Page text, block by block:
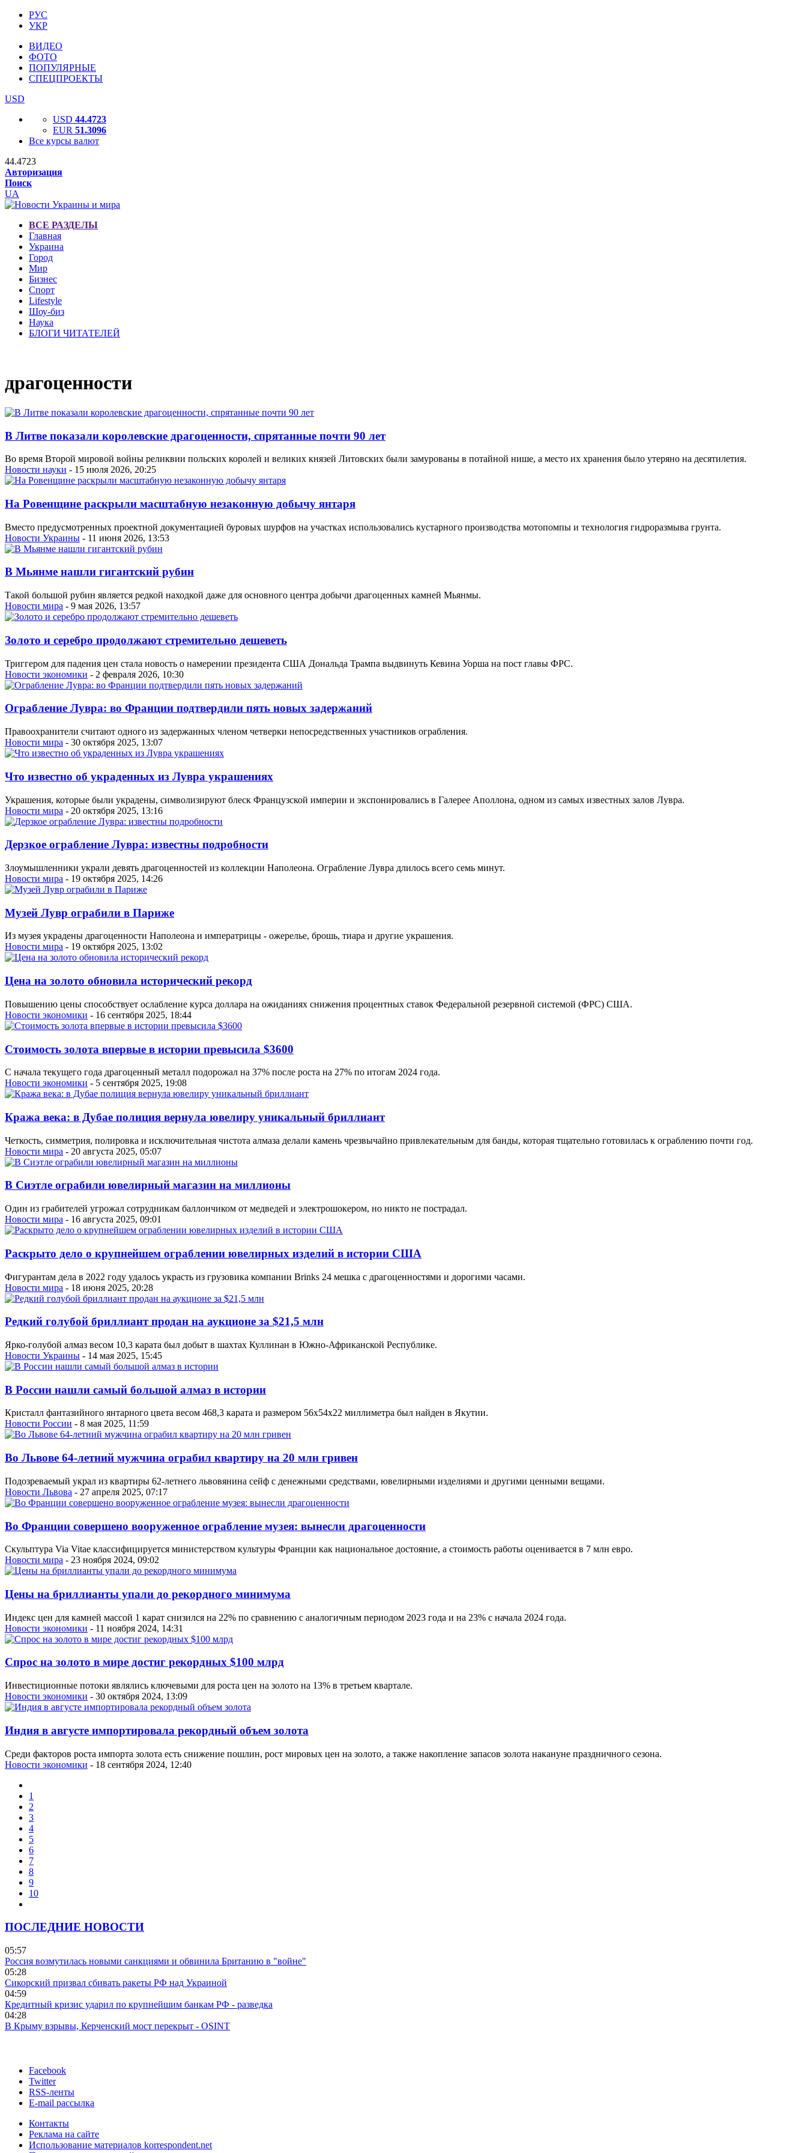
РУС
УКР
ВИДЕО
ФОТО
ПОПУЛЯРНЫЕ
СПЕЦПРОЕКТЫ
USD
USD 44.4723
EUR 51.3096
Все курсы валют
44.4723
Авторизация
Поиск
UA
ВСЕ РАЗДЕЛЫ
Главная
Украина
Город
Мир
Бизнес
Спорт
Lifestyle
Шоу-биз
Наука
БЛОГИ ЧИТАТЕЛЕЙ
драгоценности
В Литве показали королевские драгоценности, спрятанные почти 90 лет
Во время Второй мировой войны реликвии польских королей и великих князей Литовских были замурованы в потайной нише, а место их хранения было утеряно на десятилетия.
Новости науки - 15 июля 2026, 20:25
На Ровенщине раскрыли масштабную незаконную добычу янтаря
Вместо предусмотренных проектной документацией буровых шурфов на участках использовались кустарного производства мотопомпы и технология гидроразмыва грунта.
Новости Украины - 11 июня 2026, 13:53
В Мьянме нашли гигантский рубин
Такой большой рубин является редкой находкой даже для основного центра добычи драгоценных камней Мьянмы.
Новости мира - 9 мая 2026, 13:57
Золото и серебро продолжают стремительно дешеветь
Триггером для падения цен стала новость о намерении президента США Дональда Трампа выдвинуть Кевина Уорша на пост главы ФРС.
Новости экономики - 2 февраля 2026, 10:30
Ограбление Лувра: во Франции подтвердили пять новых задержаний
Правоохранители считают одного из задержанных членом четверки непосредственных участников ограбления.
Новости мира - 30 октября 2025, 13:07
Что известно об украденных из Лувра украшениях
Украшения, которые были украдены, символизируют блеск Французской империи и экспонировались в Галерее Аполлона, одном из самых известных залов Лувра.
Новости мира - 20 октября 2025, 13:16
Дерзкое ограбление Лувра: известны подробности
Злоумышленники украли девять драгоценностей из коллекции Наполеона. Ограбление Лувра длилось всего семь минут.
Новости мира - 19 октября 2025, 14:26
Музей Лувр ограбили в Париже
Из музея украдены драгоценности Наполеона и императрицы - ожерелье, брошь, тиара и другие украшения.
Новости мира - 19 октября 2025, 13:02
Цена на золото обновила исторический рекорд
Повышению цены способствует ослабление курса доллара на ожиданиях снижения процентных ставок Федеральной резервной системой (ФРС) США.
Новости экономики - 16 сентября 2025, 18:44
Стоимость золота впервые в истории превысила $3600
С начала текущего года драгоценный металл подорожал на 37% после роста на 27% по итогам 2024 года.
Новости экономики - 5 сентября 2025, 19:08
Кража века: в Дубае полиция вернула ювелиру уникальный бриллиант
Четкость, симметрия, полировка и исключительная чистота алмаза делали камень чрезвычайно привлекательным для банды, которая тщательно готовилась к ограблению почти год.
Новости мира - 20 августа 2025, 05:07
В Сиэтле ограбили ювелирный магазин на миллионы
Один из грабителей угрожал сотрудникам баллончиком от медведей и электрошокером, но никто не пострадал.
Новости мира - 16 августа 2025, 09:01
Раскрыто дело о крупнейшем ограблении ювелирных изделий в истории США
Фигурантам дела в 2022 году удалось украсть из грузовика компании Brinks 24 мешка с драгоценностями и дорогими часами.
Новости мира - 18 июня 2025, 20:28
Редкий голубой бриллиант продан на аукционе за $21,5 млн
Ярко-голубой алмаз весом 10,3 карата был добыт в шахтах Куллинан в Южно-Африканской Республике.
Новости Украины - 14 мая 2025, 15:45
В России нашли самый большой алмаз в истории
Кристалл фантазийного янтарного цвета весом 468,3 карата и размером 56х54х22 миллиметра был найден в Якутии.
Новости России - 8 мая 2025, 11:59
Во Львове 64-летний мужчина ограбил квартиру на 20 млн гривен
Подозреваемый украл из квартиры 62-летнего львовянина сейф с денежными средствами, ювелирными изделиями и другими ценными вещами.
Новости Львова - 27 апреля 2025, 07:17
Во Франции совершено вооруженное ограбление музея: вынесли драгоценности
Скульптура Via Vitae классифицируется министерством культуры Франции как национальное достояние, а стоимость работы оценивается в 7 млн евро.
Новости мира - 23 ноября 2024, 09:02
Цены на бриллианты упали до рекордного минимума
Индекс цен для камней массой 1 карат снизился на 22% по сравнению с аналогичным периодом 2023 года и на 23% с начала 2024 года.
Новости экономики - 11 ноября 2024, 14:31
Спрос на золото в мире достиг рекордных $100 млрд
Инвестиционные потоки являлись ключевыми для роста цен на золото на 13% в третьем квартале.
Новости экономики - 30 октября 2024, 13:09
Индия в августе импортировала рекордный объем золота
Среди факторов роста импорта золота есть снижение пошлин, рост мировых цен на золото, а также накопление запасов золота накануне праздничного сезона.
Новости экономики - 18 сентября 2024, 12:40
1
2
3
4
5
6
7
8
9
10
ПОСЛЕДНИЕ НОВОСТИ
05:57
Россия возмутилась новыми санкциями и обвинила Британию в "войне"
05:28
Сикорский призвал сбивать ракеты РФ над Украиной
04:59
Кредитный кризис ударил по крупнейшим банкам РФ - разведка
04:28
В Крыму взрывы, Керченский мост перекрыт - OSINT
Facebook
Twitter
RSS-ленты
E-mail рассылка
Контакты
Реклама на сайте
Использование материалов korrespondent.net